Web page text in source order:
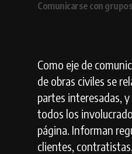
Comunicarse con
Como eje de
de obras civiles se
partes interesadas,
todos los
página. Informan
clientes,